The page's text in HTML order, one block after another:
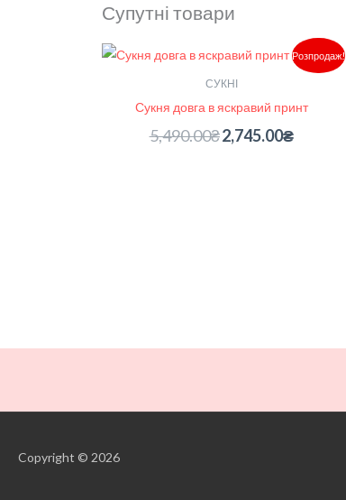
Супутні товари
Розпродаж!
СУКНІ
Сукня довга в яскравий принт
5,490.00₴
Оригінальна
ціна:
5,490.00₴.
2,745.00₴
Поточна
ціна:
Copyright © 2026